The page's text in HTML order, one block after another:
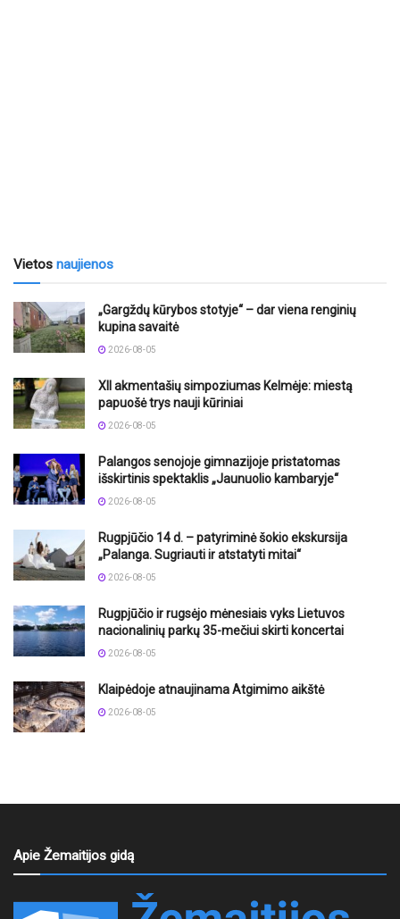
Vietos naujienos
„Gargždų kūrybos stotyje“ – dar viena renginių
kupina savaitė
2026-08-05
XII akmentašių simpoziumas Kelmėje: miestą
papuošė trys nauji kūriniai
2026-08-05
Palangos senojoje gimnazijoje pristatomas
išskirtinis spektaklis „Jaunuolio kambaryje“
2026-08-05
Rugpjūčio 14 d. – patyriminė šokio ekskursija
„Palanga. Sugriauti ir atstatyti mitai“
2026-08-05
Rugpjūčio ir rugsėjo mėnesiais vyks Lietuvos
nacionalinių parkų 35-mečiui skirti koncertai
2026-08-05
Klaipėdoje atnaujinama Atgimimo aikštė
2026-08-05
Apie Žemaitijos gidą